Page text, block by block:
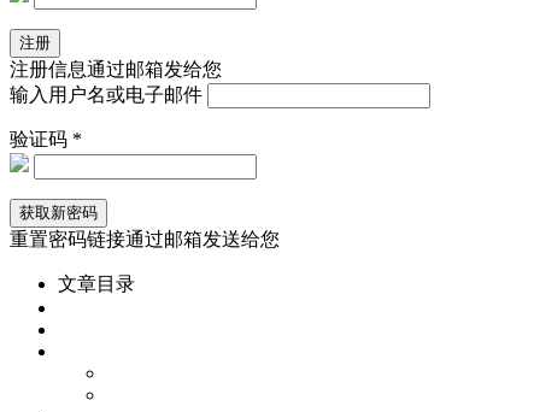
注册信息通过邮箱发给您
输入用户名或电子邮件
验证码 *
重置密码链接通过邮箱发送给您
文章目录